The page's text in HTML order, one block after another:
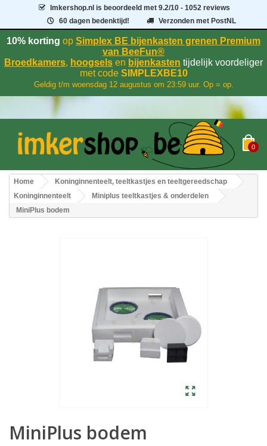
Imkershop.nl is beoordeeld met9.2/10 - 1052 reviews
60 dagen bedenktijd!
Verzonden met PostNL
10% korting op Simplex BE bijenkasten grenen Premium
van BeeFun®
Broedkamers, hoogsels en bijenkasten tijdelijk voordeliger
met codeSIMPLEXBE10
Geldig t/m woensdag 12 augustus om 23:59 uur. Op = op.
0
Home
Koninginnenteelt, teeltkastjes en teeltgereedschap
Koninginnenteelt
Miniplus teeltkastjes & onderdelen
MiniPlus bodem
MiniPlus bodem